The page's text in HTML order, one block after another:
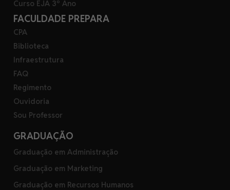
Curso EJA 3º Ano
FACULDADE PREPARA
CPA
Biblioteca
Infraestrutura
FAQ
Regimento
Ouvidoria
Sou Professor
GRADUAÇÃO
Graduação em Administração
Graduação em Marketing
Graduação em Recursos Humanos